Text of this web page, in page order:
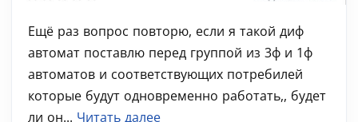
Ещё раз вопрос повторю, если я такой диф
автомат поставлю перед группой из 3ф и 1ф
автоматов и соответствующих потребилей
которые будут одновременно работать,, будет
ли он... Читать далее